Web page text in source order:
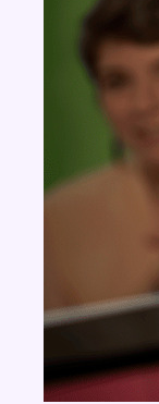
Aucun concours